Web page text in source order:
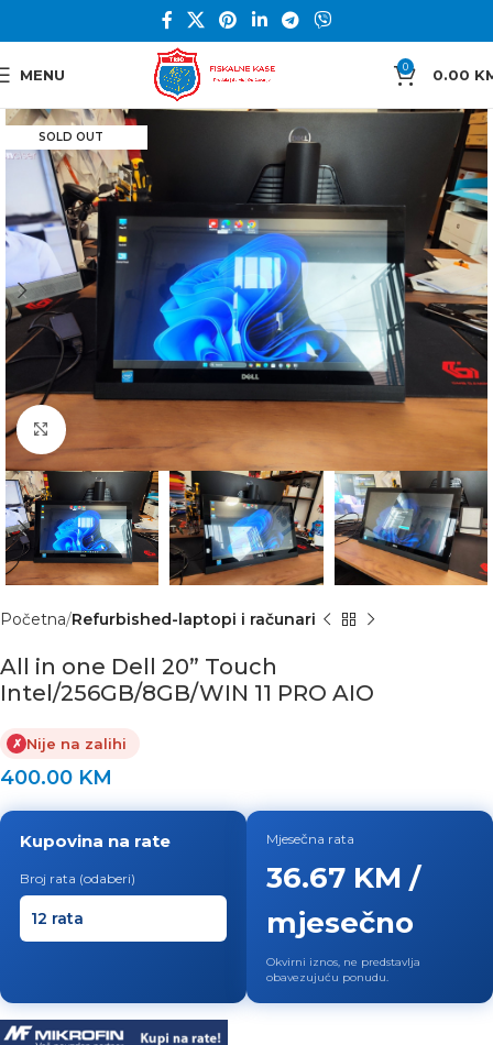
MENU 0 0.00
SOLD OUT
Click to enlarge
Početna Refurbished-laptopi i računari
All in one Dell 20” Touch
Intel/256GB/8GB/WIN 11 PRO AIO
✗ Nije na zalihi
400.00 KM
Kupovina na rate
Broj rata (odaberi)
Mjesečna rata
36.67 KM /
mjesečno
Okvirni iznos, ne predstavlja
obavezujuću ponudu.